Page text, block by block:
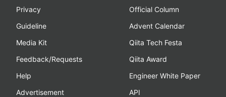
Privacy
Guideline
Media Kit
Feedback/Requests
Help
Advertisement
Official Column
Advent Calendar
Qiita Tech Festa
Qiita Award
Engineer White Paper
API